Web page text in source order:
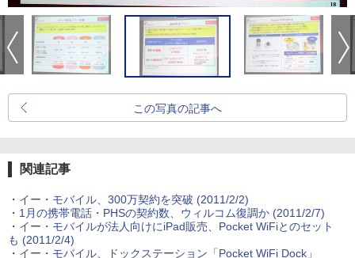
この写真の記事へ
関連記事
・ イー・モバイル、300万契約を突破 (2011/2/2)
・ 1月の携帯電話・PHSの契約数、ウィルコム復調か(2011/2/7)
・ イー・モバイルが法人向けにiPad販売、Pocket WiFiとのセット
も (2011/2/4)
・ イー・モバイル、ドックステーション「Pocket WiFi Dock」